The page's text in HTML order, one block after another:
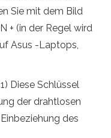
Sie mit dem Bild
+ (in der Regel wird
Asus -Laptops,
Diese Schlüssel
der drahtlosen
des